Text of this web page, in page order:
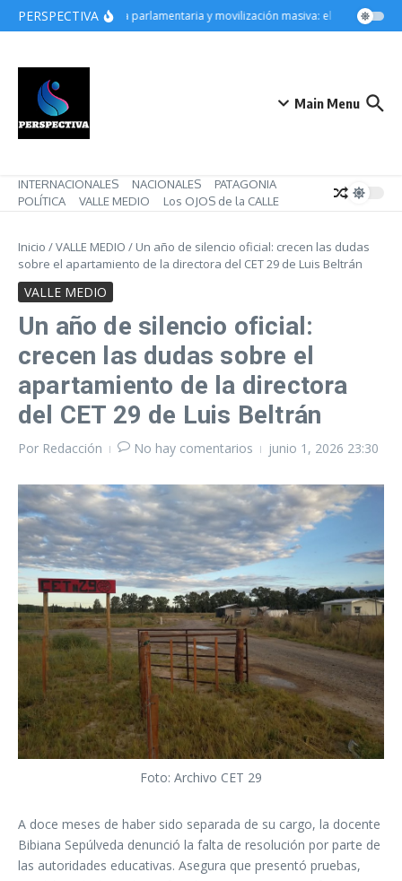
Saltar al contenido
PERSPECTIVADerrota parlamentaria y movilización masiva: el gobierno de
Main Menu
INTERNACIONALES NACIONALES
PATAGONIA
POLÍTICA
VALLE MEDIO Los OJOS de la CALLE
Inicio /VALLE MEDIO / Un año de silencio oficial: crecen las dudas
sobre el apartamiento de la directora del CET 29 de Luis Beltrán
VALLE MEDIO
Un año de silencio oficial:
crecen las dudas sobre el
apartamiento de la directora
del CET 29 de Luis Beltrán
Por Redacción No hay comentarios junio 1, 2026 23:30
Foto: Archivo CET 29
A doce meses de haber sido separada de su cargo, la docente
Bibiana Sepúlveda denunció la falta de resolución por parte de
las autoridades educativas. Asegura que presentó pruebas,